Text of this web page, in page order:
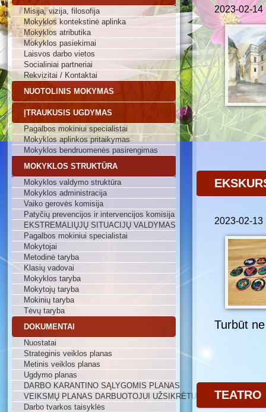
Misija, vizija, filosofija
Mokyklos kontekstinė aplinka
Mokyklos atributika
Mokyklos pasiekimai
Laisvos darbo vietos
Socialiniai partneriai
Rekvizitai / Kontaktai
NUOTOLINIS MOKYMAS
ĮTRAUKUSIS UGDYMAS
Pagalbos mokiniui specialistai
Mokyklos aplinkos pritaikymas
Mokyklos bendruomenės pasirengimas
MOKYKLOS STRUKTŪRA
Mokyklos valdymo struktūra
Mokyklos administracija
Vaiko gerovės komisija
Patyčių prevencijos ir intervencijos komisija
EKSTREMALIŲJŲ SITUACIJŲ VALDYMAS
Pagalbos mokiniui specialistai
Mokytojai
Metodinė taryba
Klasių vadovai
Mokyklos taryba
Mokytojų taryba
Mokinių taryba
Tėvų taryba
DOKUMENTAI
Nuostatai
Strateginis veiklos planas
Metinis veiklos planas
Ugdymo planas
DARBO KARANTINO SĄLYGOMIS PLANAS
VEIKSMŲ PLANAS DARBUOTOJUI UŽSIKRĖTUS
Darbo tvarkos taisyklės
2023-02-14
2023-02-13
Turbūt
TEATRO